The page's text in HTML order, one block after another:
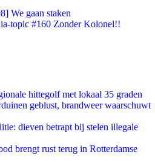
We gaan staken
topic #160 Zonder Kolonel!!
hittegolf met lokaal 35 graden
geblust, brandweer waarschuwt
dieven betrapt bij stelen illegale
brengt rust terug in Rotterdamse